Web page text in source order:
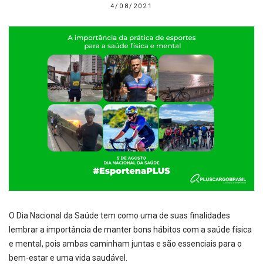
4/08/2021
O Dia Nacional da Saúde tem como uma de suas finalidades
lembrar a importância de manter bons hábitos com a saúde física
e mental, pois ambas caminham juntas e são essenciais para o
bem-estar e uma vida saudável.